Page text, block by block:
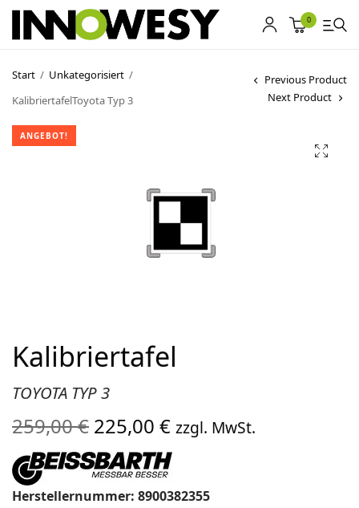
0
Start / Unkategorisiert /
KalibriertafelToyota Typ 3
Previous Product
Next Product
ANGEBOT!
Kalibriertafel
TOYOTA TYP 3
259,00€ Ursprünglicher
Preis war:
259,00 €
225,00€Aktueller
Preis ist:
225,00 €.
zzgl. MwSt.
Herstellernummer: 8900382355
Shop
Gebrauchtmarkt